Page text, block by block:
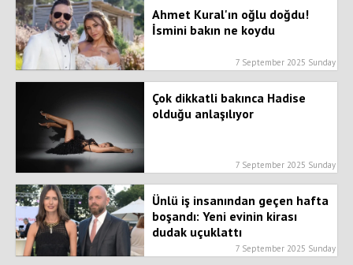
Ahmet Kural'ın oğlu doğdu!
İsmini bakın ne koydu
7 September 2025 Sunday
Çok dikkatli bakınca Hadise
olduğu anlaşılıyor
7 September 2025 Sunday
Ünlü iş insanından geçen hafta
boşandı: Yeni evinin kirası
dudak uçuklattı
7 September 2025 Sunday